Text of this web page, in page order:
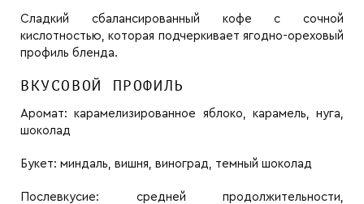
Сладкий сбалансированный кофе с сочной
кислотностью, которая подчеркивает ягодно-ореховый
профиль бленда.
ВКУСОВОЙ ПРОФИЛЬ
Аромат:карамелизированное яблоко, карамель, нуга,
шоколад
Букет: миндаль, вишня, виноград, темный шоколад
Послевкусие: средней продолжительности,